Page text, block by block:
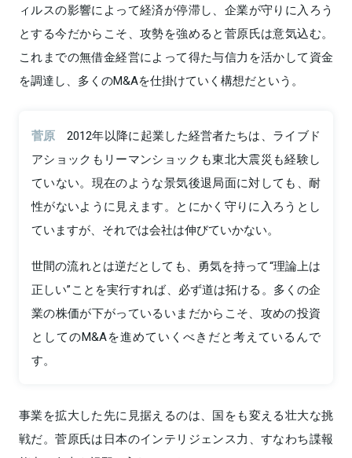
ィルスの影響によって経済が停滞し、企業が守りに入ろう
とする今だからこそ、攻勢を強めると菅原氏は意気込む。
これまでの無借金経営によって得た与信力を活かして資金
を調達し、多くのM&Aを仕掛けていく構想だという。
菅原
2012年以降に起業した経営者たちは、ライブド
アショックもリーマンショックも東北大震災も経験し
ていない。現在のような景気後退局面に対しても、耐
性がないように見えます。とにかく守りに入ろうとし
ていますが、それでは会社は伸びていかない。
世間の流れとは逆だとしても、勇気を持って“理論上は
正しい”ことを実行すれば、必ず道は拓ける。多くの企
業の株価が下がっているいまだからこそ、攻めの投資
としてのM&Aを進めていくべきだと考えているんで
す。
事業を拡大した先に見据えるのは、国をも変える壮大な挑
戦だ。菅原氏は日本のインテリジェンス力、すなわち諜報